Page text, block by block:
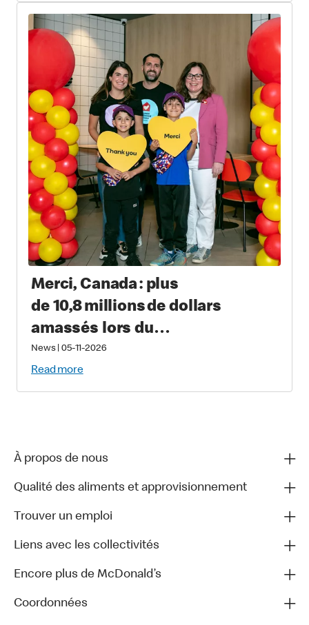
Merci, Canada : plus
de 10,8 millions de dollars
amassés lors du
Grand McDon pour soutenir les
familles qui ont un enfant
gravement malade ou blessé
News| 05-11-2026
Read more
À propos de nous
Qualité des aliments et approvisionnement
Trouver un emploi
Liens avec les collectivités
Encore plus de McDonald’s
Coordonnées